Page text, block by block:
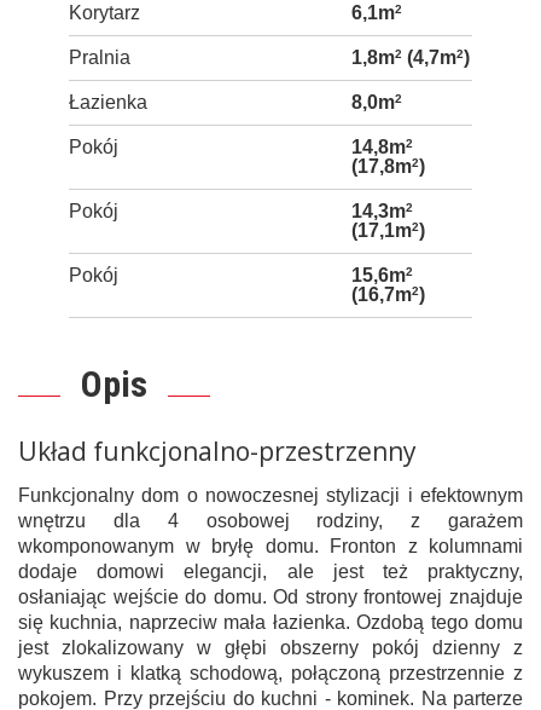
Korytarz 6,1m2
Pralnia 1,8m2(4,7m2)
Łazienka 8,0m2
Pokój 14,8m2
(17,8m2)
Pokój 14,3m2
(17,1m2)
Pokój 15,6m2
(16,7m2)
Opis
Układ funkcjonalno-przestrzenny
Funkcjonalny dom o nowoczesnej stylizacji i efektownym
wnętrzu dla 4 osobowej rodziny, z garażem
wkomponowanym w bryłę domu. Fronton z kolumnami
dodaje domowi elegancji, ale jest też praktyczny,
osłaniając wejście do domu. Od strony frontowej znajduje
się kuchnia, naprzeciw mała łazienka. Ozdobą tego domu
jest zlokalizowany w głębi obszerny pokój dzienny z
wykuszem i klatką schodową, połączoną przestrzennie z
pokojem. Przy przejściu do kuchni - kominek. Na parterze